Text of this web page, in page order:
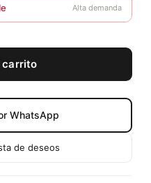
Alta demanda
carrito
WhatsApp
de deseos